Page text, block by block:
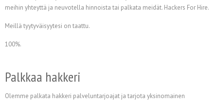
meihin yhteyttä ja neuvotella hinnoista tai palkata meidät. Hackers For Hire.
Meillä tyytyväisyytesi on taattu.
100%.
Palkkaa hakkeri
Olemme palkata hakkeri palveluntarjoajat ja tarjota yksinomainen